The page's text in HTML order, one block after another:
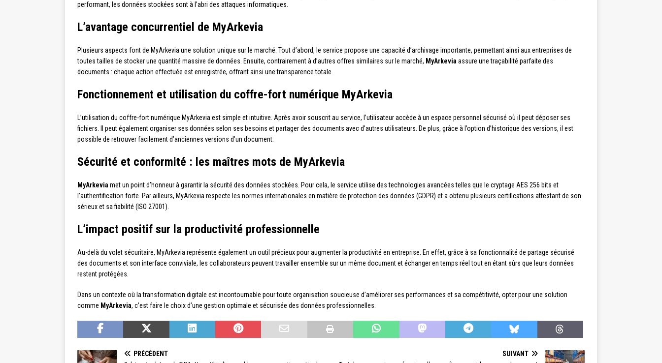
performant, les données stockées sont à l’abri des attaques informatiques.
L’avantage concurrentiel de MyArkevia
Plusieurs aspects font de MyArkevia une solution unique sur le marché. Tout d’abord, le service propose une capacité d’archivage importante, permettant ainsi aux entreprises de
toutes tailles de stocker une quantité massive de données. Ensuite, contrairement à d’autres offres similaires sur le marché, MyArkevia assure une traçabilité parfaite des
documents : chaque action effectuée est enregistrée, offrant ainsi une transparence totale.
Fonctionnement et utilisation du coffre-fort numérique MyArkevia
L’utilisation du coffre-fort numérique MyArkevia est simple et intuitive. Après avoir souscrit au service, l’utilisateur accède à un espace personnel sécurisé où il peut déposer ses
fichiers. Il peut également organiser ses données selon ses besoins et partager des documents avec d’autres utilisateurs. De plus, grâce à l’option d’historique des versions, il est
possible de retrouver facilement d’anciennes versions d’un document.
Sécurité et conformité : les maîtres mots de MyArkevia
MyArkevia met un point d’honneur à garantir la sécurité des données stockées. Pour cela, le service utilise des technologies avancées telles que le cryptage AES 256 bits et
l’authentification forte. Par ailleurs, MyArkevia respecte les normes internationales en matière de protection des données (GDPR) et a obtenu plusieurs certifications attestant de son
sérieux et sa fiabilité (ISO 27001).
L’impact positif sur la productivité professionnelle
Au-delà du volet sécuritaire, MyArkevia représente également un outil précieux pour augmenter la productivité en entreprise. En effet, grâce à sa fonctionnalité de partage sécurisé
des documents et son interface conviviale, les collaborateurs peuvent travailler ensemble sur un même document et échanger en temps réel tout en étant sûrs que leurs données
restent protégées.
Dans un contexte où la transformation digitale est incontournable pour toute organisation soucieuse d’améliorer ses performances et sa compétitivité, opter pour une solution
comme MyArkevia, c’est faire le choix d’une gestion optimale et sécurisée des données professionnelles.
PRÉCÉDENT SUIVANT